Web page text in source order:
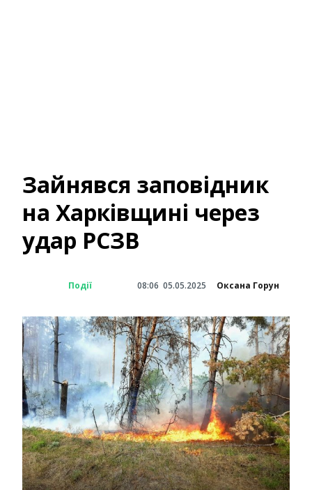
Зайнявся заповідник
на Харківщині через
удар РСЗВ
Події 08:06 05.05.2025 Оксана Горун